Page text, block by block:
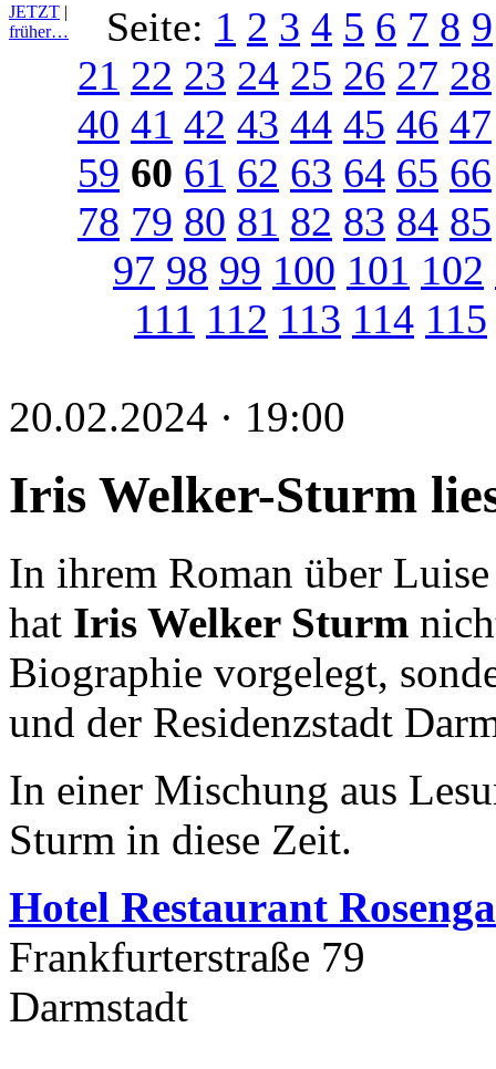
JETZT |
früher…
Seite: 1 2 3 4 5 6 7 8 9
21 22 23 24 25 26 27 28
40 41 42 43 44 45 46 47
59 60 61 62 63 64 65 66
78 79 80 81 82 83 84 85
97 98 99 100 101 102
111 112 113 114 115
20.02.2024 · 19:00
Iris Welker-Sturm
In ihrem Roman über
hat Iris Welker Sturm
Biographie vorgelegt,
und der Residenzstadt
In einer Mischung aus
Sturm in diese Zeit.
Hotel Restaurant
Frankfurterstraße 79
Darmstadt